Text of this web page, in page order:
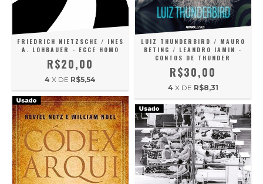
FRIEDRICH NIETZSCHE / INES
A. LOHBAUER - ECCE HOMO
R$20,00
4 X DE R$5,54
LUIZ THUNDERBIRD / MAURO
BETING / LEANDRO IAMIN -
CONTOS DE THUNDER
R$30,00
4 X DE R$8,31